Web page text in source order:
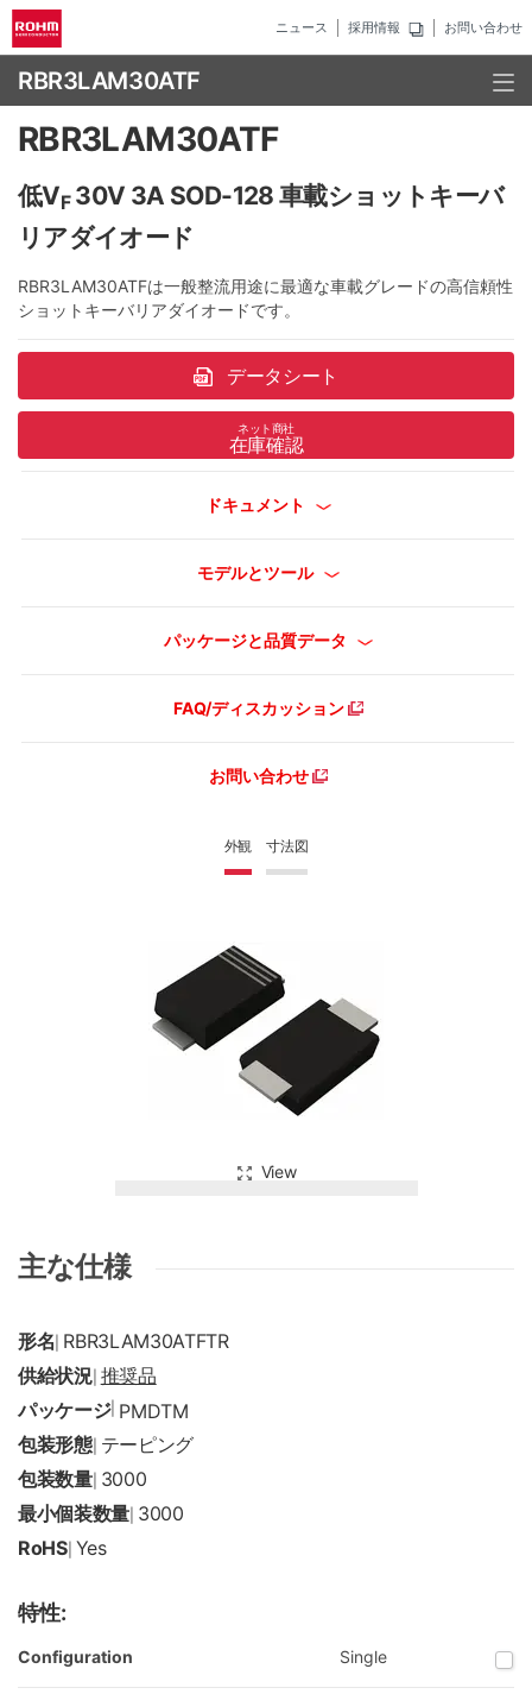
ニュース 採用情報 お問い合わせ
RBR3LAM30ATF
外観 寸法図
View
RBR3LAM30ATF
低VF30V 3A SOD-128 車載ショットキーバ
リアダイオード
RBR3LAM30ATFは一般整流用途に最適な車載グレードの高信頼性
ショットキーバリアダイオードです。
データシート
ネット商社
在庫確認
ドキュメント
モデルとツール
パッケージと品質データ
FAQ/ディスカッション
お問い合わせ
主な仕様
形名 RBR3LAM30ATFTR
供給状況| 推奨品
パッケージ| PMDTM
包装形態| テーピング
包装数量| 3000
最小個装数量 3000
RoHS| Yes
特性:
Configuration Single